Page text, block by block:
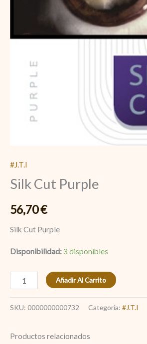
#J.T.I
Silk Cut Purple
56,70€
Silk Cut Purple
Disponibilidad:3 disponibles
Añadir Al Carrito
SKU: 0000000000732 Categoría: #J.T.I
Productos relacionados